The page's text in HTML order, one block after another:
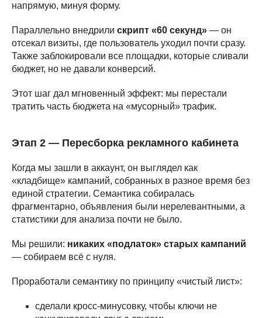
напрямую, минуя форму.
Параллельно внедрили скрипт «60 секунд» — он
отсекал визиты, где пользователь уходил почти сразу.
Также заблокировали все площадки, которые сливали
бюджет, но не давали конверсий.
Этот шаг дал мгновенный эффект: мы перестали
тратить часть бюджета на «мусорный» трафик.
Этап 2 — Пересборка рекламного кабинета
Когда мы зашли в аккаунт, он выглядел как
«кладбище» кампаний, собранных в разное время без
единой стратегии. Семантика собиралась
фрагментарно, объявления были нерелевантными, а
статистики для анализа почти не было.
Мы решили: никаких «подлаток» старых кампаний
— собираем всё с нуля.
Проработали семантику по принципу «чистый лист»:
сделали кросс-минусовку, чтобы ключи не